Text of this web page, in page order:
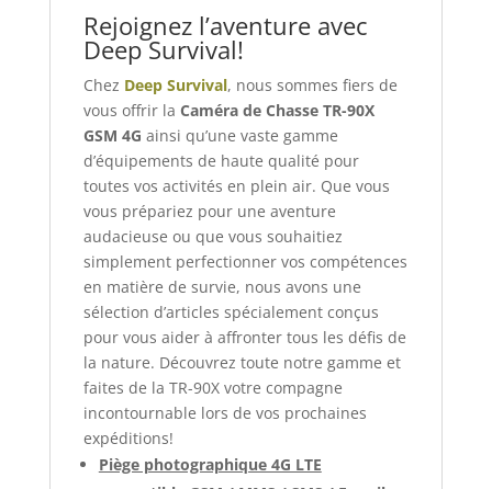
Rejoignez l’aventure avec
Deep Survival!
Chez Deep Survival, nous sommes fiers de
vous offrir la Caméra de Chasse TR-90X
GSM 4G ainsi qu’une vaste gamme
d’équipements de haute qualité pour
toutes vos activités en plein air. Que vous
vous prépariez pour une aventure
audacieuse ou que vous souhaitiez
simplement perfectionner vos compétences
en matière de survie, nous avons une
sélection d’articles spécialement conçus
pour vous aider à affronter tous les défis de
la nature. Découvrez toute notre gamme et
faites de la TR-90X votre compagne
incontournable lors de vos prochaines
expéditions!
Piège photographique 4G LTE